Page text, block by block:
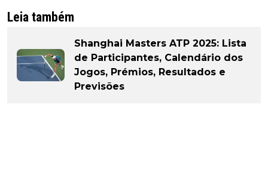
Leia também
Shanghai Masters ATP 2025: Lista
de Participantes, Calendário dos
Jogos, Prémios, Resultados e
Previsões